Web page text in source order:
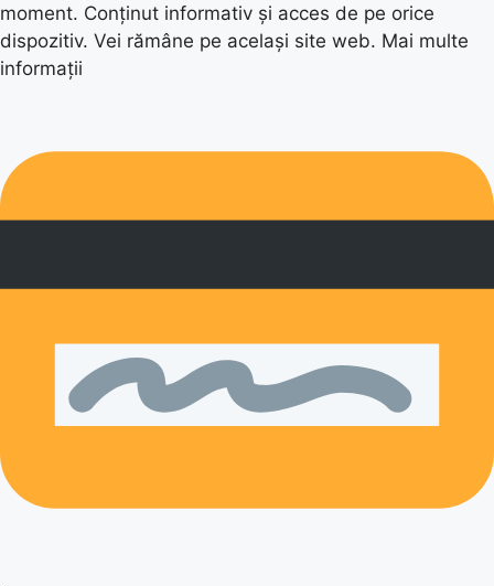
moment. Conținut informativ și acces de pe orice
dispozitiv. Vei rămâne pe același site web. Mai multe
informații